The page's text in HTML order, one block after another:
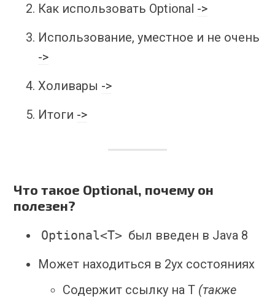
Как использовать Optional ->
Использование, уместное и не очень
->
Холивары ->
Итоги ->
Что такое Optional, почему он
полезен?
Optional<T> был введен в Java 8
Может находиться в 2ух состояниях
Содержит ссылку на T (также